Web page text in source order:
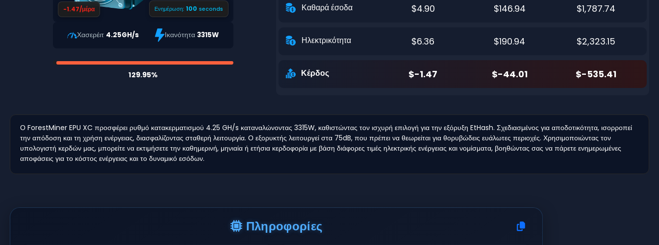
-1.47/μέρα Ενημέρωση:99 seconds
Χασερέιτ 4.25GH/s Ικανότητα3315W
129.95%
Καθαρά έσοδα $4.90 $146.94 $1,787.74
Ηλεκτρικότητα $6.36 $190.94 $2,323.15
Κέρδος $-1.47 $-44.01 $-535.41
Ο ForestMiner EPU XC προσφέρει ρυθμό κατακερματισμού 4.25 GH/s καταναλώνοντας 3315W, καθιστώντας τον ισχυρή επιλογή για την εξόρυξη EtHash. Σχεδιασμένος για αποδοτικότητα, ισορροπεί
την απόδοση και τη χρήση ενέργειας, διασφαλίζοντας σταθερή λειτουργία. Ο εξορυκτής λειτουργεί στα 75dB, που πρέπει να θεωρείται για θορυβώδεις ευάλωτες περιοχές. Χρησιμοποιώντας τον
υπολογιστή κερδών μας, μπορείτε να εκτιμήσετε την καθημερινή, μηνιαία ή ετήσια κερδοφορία με βάση διάφορες τιμές ηλεκτρικής ενέργειας και νομίσματα, βοηθώντας σας να πάρετε ενημερωμένες
αποφάσεις για το κόστος ενέργειας και το δυναμικό εσόδων.
Πληροφορίες